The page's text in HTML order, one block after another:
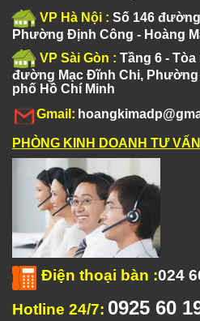
VP Hà Nội : Số 146
Phường Định Công - Hoàng
VP Sài Gòn : Tầng 6 - Tòa
đường Mạc Đĩnh Chi, Phường
phố Hồ Chí Minh
Gmail:
PHÒNG KINH DOANH TƯ
Điện thoại bàn :024
Hotline 24/7: 0925 60